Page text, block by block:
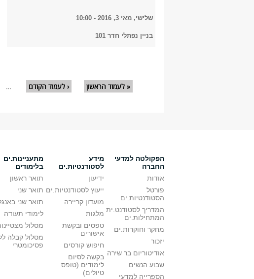
שלישי, מאי 3, 2016 - 10:00
בניין נפתלי חדר 101
עמודים« לעמוד הראשון ‹ לעמוד הקודם …
הפקולטה למדעי
החברה
אודות
פורטל
הסטודנטיות.ים
המדריך לסטודנט.ית
המתחילות.ים
מחקר וחוקרות.ים
יזכור
אודיטוריום בר שירה
שבוע הנשים
הספרייה למדעי
מידע
לסטודנטיות.ים
ידיעון
ייעוץ לסטודנטיות.ים
מועדון קריירה
מלגות
טפסים ובקשת
אישורים
חיפוש קורסים
בקשה לסיום
לימודים (טופס
טיולים)
מתעניינות.ים
בלימודים
תואר ראשון
תואר שני
תואר שני
לימודי תעודה
מסלול
מסלול קבלה
פסיכומטרי